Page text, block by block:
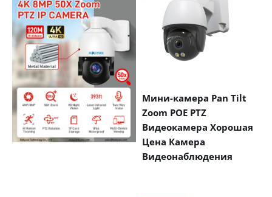
Мини-камера Pan Tilt
Zoom POE PTZ
Видеокамера Хорошая
Цена Камера
Видеонаблюдения